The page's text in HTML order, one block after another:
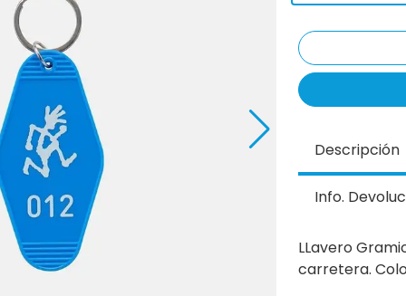
Descripción
Info.
LLavero
carretera.